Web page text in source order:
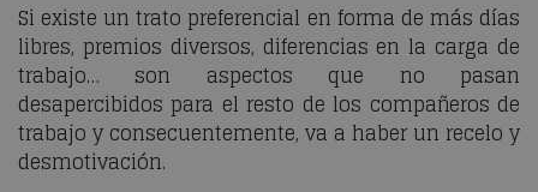
Si existe un trato preferencial en forma de más días
libres, premios diversos, diferencias en la carga de
trabajo… son aspectos que no pasan
desapercibidos para el resto de los compañeros de
trabajo y consecuentemente, va a haber un recelo y
desmotivación.